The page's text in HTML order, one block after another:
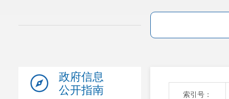
政府信息
公开指南
索引号：